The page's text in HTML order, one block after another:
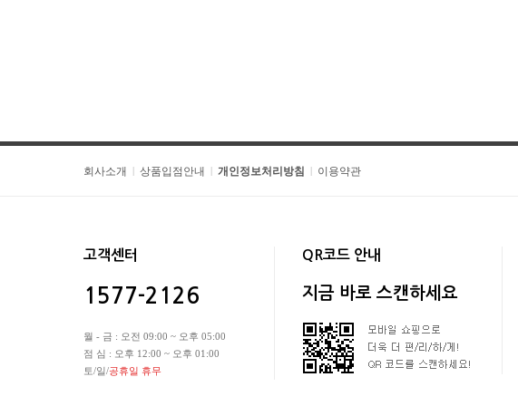
회사소개 상품입점안내 개인정보처리방침 이용약관
고객센터
1577-2126
월 - 금 : 오전 09:00 ~ 오후 05:00
점 심 : 오후 12:00 ~ 오후 01:00
토/일/공휴일 휴무
QR코드 안내
지금 바로 스캔하세요